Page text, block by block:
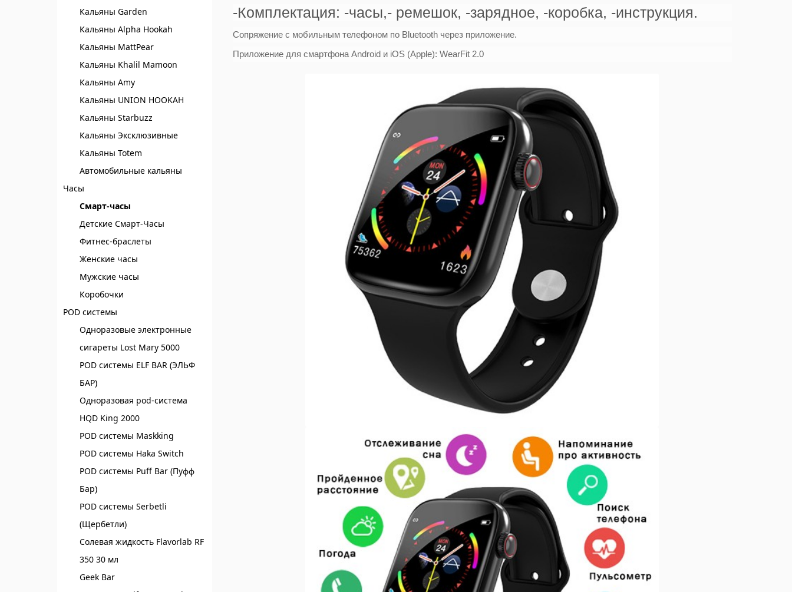
Кальяны Garden
Кальяны Alpha Hookah
Кальяны MattPear
Кальяны Khalil Mamoon
Кальяны Amy
Кальяны UNION HOOKAH
Кальяны Starbuzz
Кальяны Эксклюзивные
Кальяны Totem
Автомобильные кальяны
Часы
Смарт-часы
Детские Смарт-Часы
Фитнес-браслеты
Женские часы
Мужские часы
Коробочки
POD системы
Одноразовые электронные
сигареты Lost Mary 5000
POD системы ELF BAR (ЭЛЬФ
БАР)‌
Одноразовая pod-система
HQD King 2000
POD системы Maskking
POD системы Haka Switch
POD системы Puff Bar (Пуфф
Бар)
POD системы Serbetli
(Щербетли)
Солевая жидкость Flavorlab RF
350 30 мл
Geek Bar
-Комплектация: -часы,- ремешок, -зарядное, -коробка, -инструкция.
Сопряжение с мобильным телефоном по Bluetooth через приложение.
Приложение для смартфона Android и іОS (Apple): WearFit 2.0